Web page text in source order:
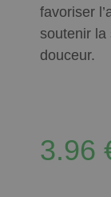
favoriser
soutenir la
douceur.
3.96